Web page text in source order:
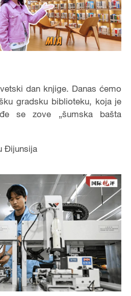
dan knjige. Danas ćemo
gradsku biblioteku, koja je
se zove „šumska bašta
Đijunsija